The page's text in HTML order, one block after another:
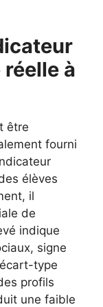
à
être
fourni
élèves
il
de
indique
signe
type
profils
une faible